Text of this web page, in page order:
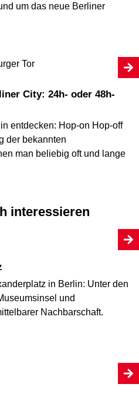
um das neue Berliner
entdecken: Hop-on Hop-off
der bekannten
man beliebig oft und lange
interessieren
in Berlin: Unter den
und
Nachbarschaft.